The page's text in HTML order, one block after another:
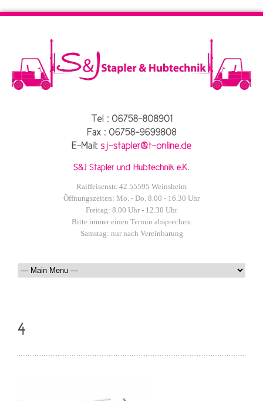
Raiffeisenstr. 42 55595 Weinsheim
Öffnungszeiten: Mo. - Do. 8.00 - 16.30 Uhr
Freitag: 8.00 Uhr - 12.30 Uhr
Bitte immer einen Termin absprechen.
Samstag: nur nach Vereinbarung